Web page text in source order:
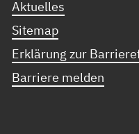
Aktuelles
Sitemap
Erklärung zur
Barriere melden